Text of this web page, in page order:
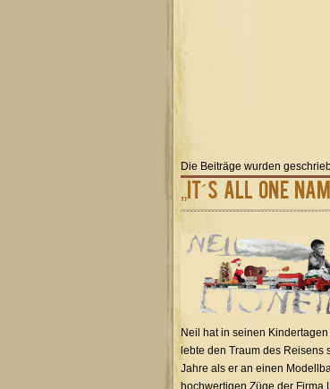
Die Beiträge wurden
„It´s All One
Neil hat in seinen
lebte den Traum des Reisens
Jahre als er an einen
hochwertigen Züge der